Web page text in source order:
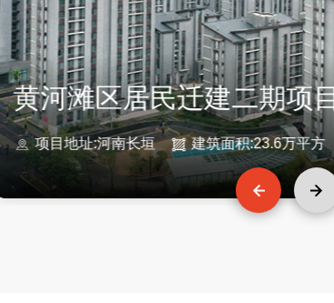
黄河滩区居民迁建二期项
项目地址:河南长垣 建筑面积:23.6万平方